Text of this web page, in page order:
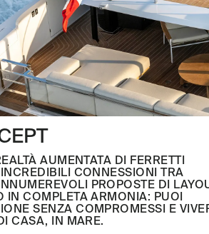
AUMENTATA DI FERRETTI
CONNESSIONI TRA
PROPOSTE DI
IN COMPLETA ARMONIA: PUOI
SENZA COMPROMESSI E
CASA, IN MARE.